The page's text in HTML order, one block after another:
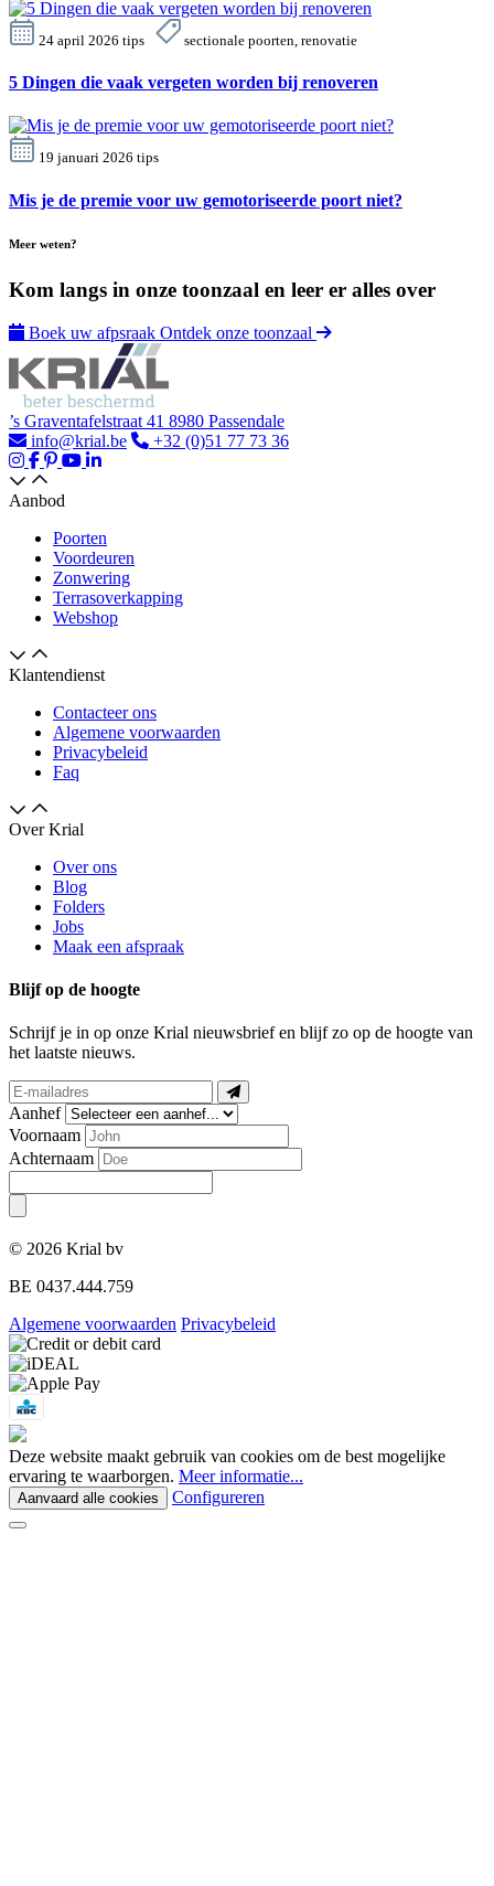
24 april 2026 tips sectionale poorten, renovatie
5 Dingen die vaak vergeten worden bij renoveren
19 januari 2026 tips
Mis je de premie voor uw gemotoriseerde poort niet?
Meer weten?
Kom langs in onze toonzaal en leer er alles over
Boek uw afpsraak Ontdek onze toonzaal
’s Graventafelstraat 41 8980 Passendale
info@krial.be
+32 (0)51 77 73 36
Aanbod
Poorten
Voordeuren
Zonwering
Terrasoverkapping
Webshop
Klantendienst
Contacteer ons
Algemene voorwaarden
Privacybeleid
Faq
Over Krial
Over ons
Blog
Folders
Jobs
Maak een afspraak
Blijf op de hoogte
Schrijf je in op onze Krial nieuwsbrief en blijf zo op de hoogte van
het laatste nieuws.
Aanhef
Voornaam
Achternaam
© 2026 Krial bv
BE 0437.444.759
Algemene voorwaarden Privacybeleid
Deze website maakt gebruik van cookies om de best mogelijke
ervaring te waarborgen. Meer informatie...
Aanvaard alle cookies Configureren